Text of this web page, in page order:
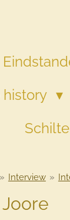
history
» Interview »